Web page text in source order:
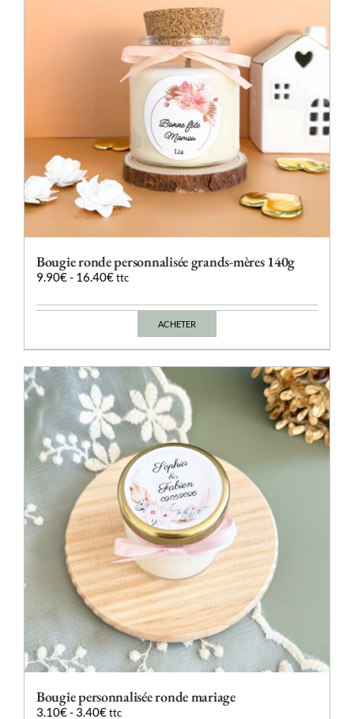
être
choisies
sur
la
page
du
produit
Bougie ronde personnalisée grands-mères 140g
9.90€- 16.40€ ttc
ACHETER
Ce
variations.
Les
options
peuvent
être
choisies
sur
la
page
du
produit
Bougie personnalisée ronde mariage
3.10€- 3.40€ ttc